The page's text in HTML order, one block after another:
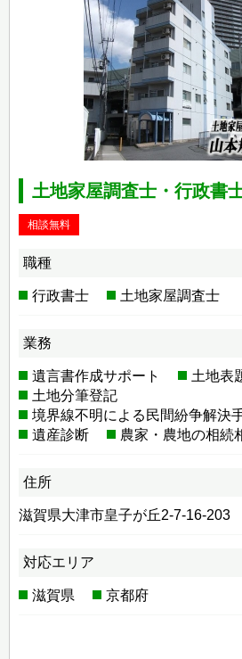
土地家屋調査士・行政書
相談無料
職種
行政書士 土地家屋調査士
業務
遺言書作成サポート
土地表
土地分筆登記
境界線不明による民間紛争解決
遺産診断
農家・農地の相続
住所
滋賀県大津市皇子が丘2-7-16-203
対応エリア
滋賀県 京都府